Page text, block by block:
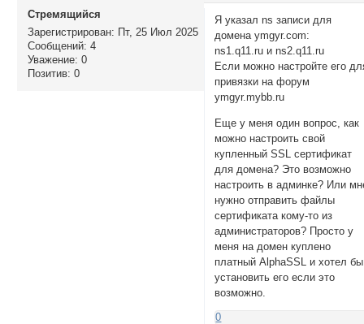
Стремящийся
Зарегистрирован: Пт, 25 Июл 2025
Сообщений: 4
Уважение: 0
Позитив: 0
Я указал ns записи для
домена ymgyr.com:
ns1.q11.ru и ns2.q11.ru
Если можно настройте его
привязки на форум
ymgyr.mybb.ru
Еще у меня один вопрос, как
можно настроить свой
купленный SSL сертификат
для домена? Это возможно
настроить в админке? Или
нужно отправить файлы
сертификата кому-то из
администраторов? Просто у
меня на домен куплено
платный AlphaSSL и хотел бы
установить его если это
возможно.
0